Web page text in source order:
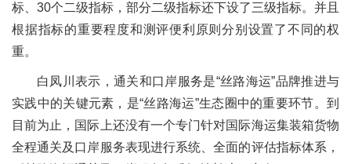
标、30个二级指标，部分二级指标还下设了三级指标。并且
根据指标的重要程度和测评便利原则分别设置了不同的权
重。
白凤川表示，通关和口岸服务是“丝路海运”品牌推进与
实践中的关键元素，是“丝路海运”生态圈中的重要环节。到
目前为止，国际上还没有一个专门针对国际海运集装箱货物
全程通关及口岸服务表现进行系统、全面的评估指标体系，